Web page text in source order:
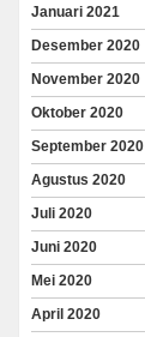
Januari 2021
Desember 2020
November 2020
Oktober 2020
September 2020
Agustus 2020
Juli 2020
Juni 2020
Mei 2020
April 2020